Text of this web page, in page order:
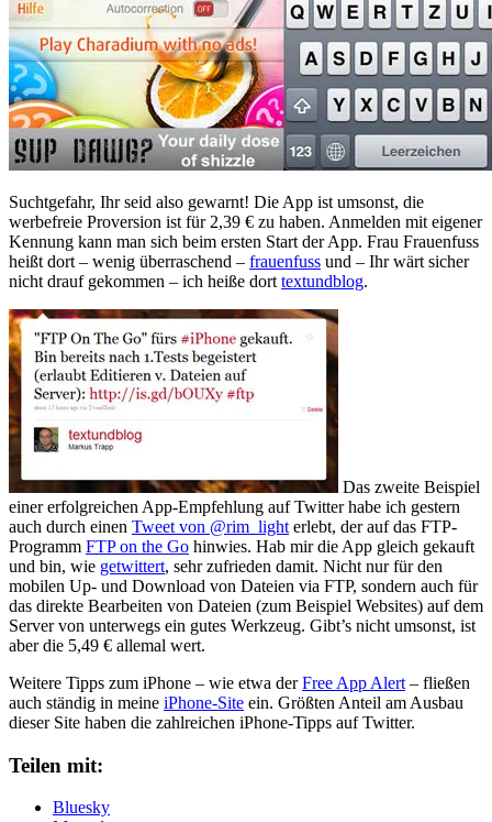
Suchtgefahr, Ihr seid also gewarnt! Die App ist umsonst, die
werbefreie Proversion ist für 2,39 € zu haben. Anmelden mit eigener
Kennung kann man sich beim ersten Start der App. Frau Frauenfuss
heißt dort – wenig überraschend – frauenfuss und – Ihr wärt sicher
nicht drauf gekommen – ich heiße dort textundblog.
Das zweite Beispiel
einer erfolgreichen App-Empfehlung auf Twitter habe ich gestern
auch durch einen Tweet von @rim_light erlebt, der auf das FTP-
Programm FTP on the Go hinwies. Hab mir die App gleich gekauft
und bin, wie getwittert, sehr zufrieden damit. Nicht nur für den
mobilen Up- und Download von Dateien via FTP, sondern auch für
das direkte Bearbeiten von Dateien (zum Beispiel Websites) auf dem
Server von unterwegs ein gutes Werkzeug. Gibt’s nicht umsonst, ist
aber die 5,49 € allemal wert.
Weitere Tipps zum iPhone – wie etwa derFree App Alert – fließen
auch ständig in meine iPhone-Site ein. Größten Anteil am Ausbau
dieser Site haben die zahlreichen iPhone-Tipps auf Twitter.
Teilen mit:
Bluesky